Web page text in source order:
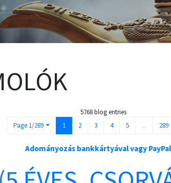
5768 blog entries
Page 1/289
1 2 3 4 5 ... 289
Adományozás bankkártyával vagy